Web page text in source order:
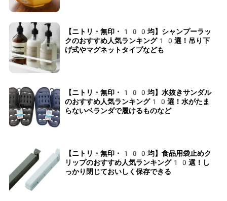
【ニトリ・無印・100均】シャンプーラッ
クのおすすめ人気ランキング10選！吊り下
げ式やマグネットタイプなども
【ニトリ・無印・100均】水抜きサンダル
のおすすめ人気ランキング10選！水がたま
らないベランダで履けるものなど
【ニトリ・無印・100均】食品用袋止めク
リップのおすすめ人気ランキング10選！し
っかり閉じておいしく保存できる